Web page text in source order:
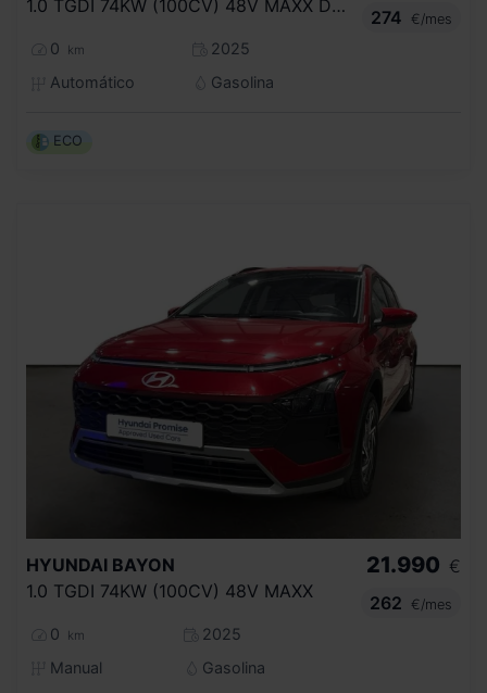
1.0 TGDI 74KW (100CV) 48V MAXX DCT
0 km
2025
Automático
Gasolina
274
€/mes
ECO
HYUNDAI BAYON
1.0 TGDI 74KW (100CV) 48V MAXX
0 km
2025
Manual
Gasolina
21.990 €
262
€/mes